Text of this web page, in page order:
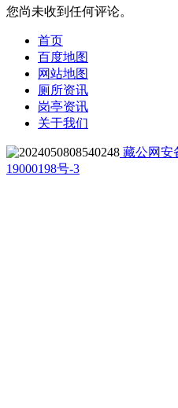
您尚未收到任何评论。
首页
百度地图
网站地图
厕所资讯
岗亭资讯
关于我们
藏公网安
19000198号-3